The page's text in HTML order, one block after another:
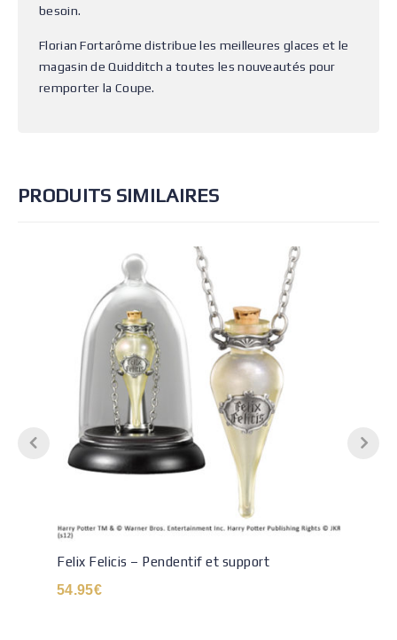
besoin.
Florian Fortarôme distribue les meilleures glaces et le
magasin de Quidditch a toutes les nouveautés pour
remporter la Coupe.
PRODUITS SIMILAIRES
Felix Felicis – Pendentif et support
54.95€